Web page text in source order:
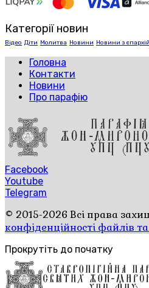
Категорії новин
Відео Діти Молитва Новини Новини з єпархій
Головна
Контакти
Новини
Про парафію
Facebook
Youtube
Telegram
© 2015-2026 Всі права
конфіденційності файлів
Прокрутіть до початку